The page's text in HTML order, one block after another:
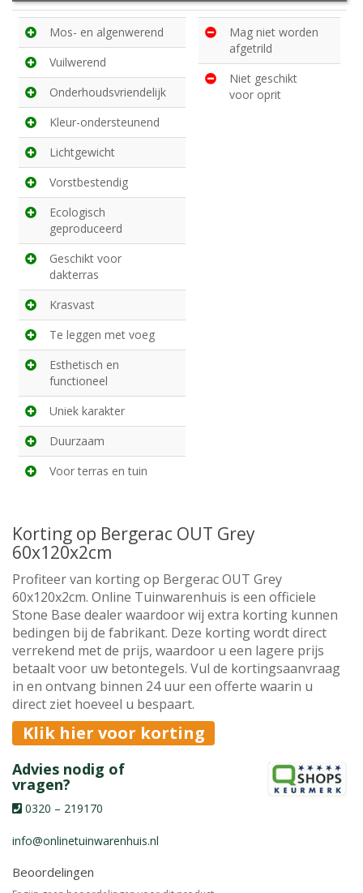
Mos- en algenwerend
Vuilwerend
Onderhoudsvriendelijk
Kleur-ondersteunend
Lichtgewicht
Vorstbestendig
Ecologisch
geproduceerd
Geschikt voor
dakterras
Krasvast
Te leggen met voeg
Esthetisch en
functioneel
Uniek karakter
Duurzaam
Voor terras en tuin
Mag niet worden
afgetrild
Niet geschikt
voor oprit
Korting op Bergerac OUT Grey
60x120x2cm
Profiteer van korting op Bergerac OUT Grey
60x120x2cm. Online Tuinwarenhuis is een officiele
Stone Base dealer waardoor wij extra korting kunnen
bedingen bij de fabrikant. Deze korting wordt direct
verrekend met de prijs, waardoor u een lagere prijs
betaalt voor uw betontegels. Vul de kortingsaanvraag
in en ontvang binnen 24 uur een offerte waarin u
direct ziet hoeveel u bespaart.
Klik hier voor korting
Advies nodig of
vragen?
0320 – 219170
info@onlinetuinwarenhuis.nl
Beoordelingen